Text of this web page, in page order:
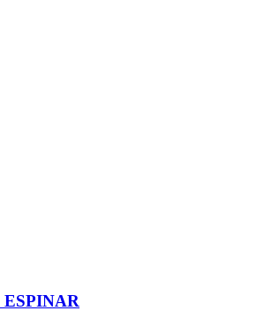
ESPINAR